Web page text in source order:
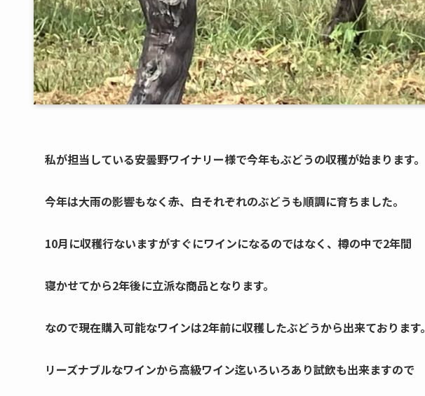
私が担当している安曇野ワイナリー様で今年もぶどうの収穫が始まります。
今年は大雨の影響もなく赤、白それぞれのぶどうも順調に育ちました。
10月に収穫行ないますがすぐにワインになるのではなく、樽の中で2年間
寝かせてから2年後に立派な商品となります。
なので現在購入可能なワインは2年前に収穫したぶどうから出来ております。
リーズナブルなワインから高級ワイン迄いろいろあり試飲も出来ますので